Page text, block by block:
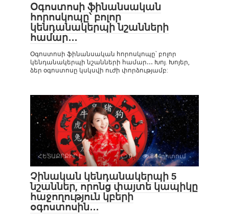
Օգոստոսի ֆինանսական
հորոսկոպը՝ բոլոր
կենդանակերպի նշանների
համար․․․
Օգոստոսի ֆինանսական հորոսկոպը՝ բոլոր
կենդանակերպի նշանների համար․․․ Խոյ. Խոյեր,
ձեր օգոստոսը կսկսվի ուժի փորձությամբ:
ՀԵՏԱՔՐՔԻՐ Է 0 844դիտում
Չինական կենդանակերպի 5
նշաններ, որոնց փայտե կապիկը
հաջողություն կբերի
օգոստոսին․․․